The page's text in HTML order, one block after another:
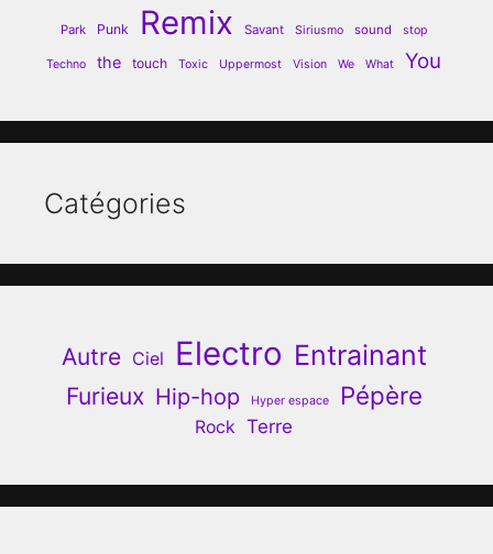
Park Punk Remix Savant Siriusmo sound stop
Techno the touch Toxic Uppermost Vision We What You
Catégories
Autre Ciel Electro Entrainant
Furieux Hip-hop Hyper espace Pépère
Rock Terre